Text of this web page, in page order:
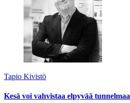
Tapio Kivistö
Kesä voi vahvistaa elpyvää tunnelmaa